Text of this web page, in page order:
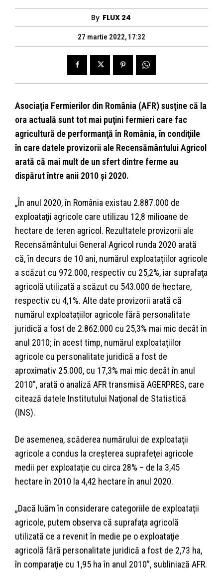
By FLUX 24
27 martie 2022, 17:32
Asociaţia Fermierilor din România (AFR) susţine că la
ora actuală sunt tot mai puţini fermieri care fac
agricultură de performanţă în România, în condiţiile
în care datele provizorii ale Recensământului Agricol
arată că mai mult de un sfert dintre ferme au
dispărut între anii 2010 şi 2020.
„În anul 2020, în România existau 2.887.000 de
exploataţii agricole care utilizau 12,8 milioane de
hectare de teren agricol. Rezultatele provizorii ale
Recensământului General Agricol runda 2020 arată
că, în decurs de 10 ani, numărul exploataţiilor agricole
a scăzut cu 972.000, respectiv cu 25,2%, iar suprafaţa
agricolă utilizată a scăzut cu 543.000 de hectare,
respectiv cu 4,1%. Alte date provizorii arată că
numărul exploataţiilor agricole fără personalitate
juridică a fost de 2.862.000 cu 25,3% mai mic decât în
anul 2010; în acest timp, numărul exploataţiilor
agricole cu personalitate juridică a fost de
aproximativ 25.000, cu 17,3% mai mic decât în anul
2010”, arată o analiză AFR transmisă AGERPRES, care
citează datele Institutului Naţional de Statistică
(INS).
De asemenea, scăderea numărului de exploataţii
agricole a condus la creşterea suprafeţei agricole
medii per exploataţie cu circa 28% – de la 3,45
hectare în 2010 la 4,42 hectare în anul 2020.
„Dacă luăm în considerare categoriile de exploataţii
agricole, putem observa că suprafaţa agricolă
utilizată ce a revenit în medie pe o exploataţie
agricolă fără personalitate juridică a fost de 2,73 ha,
în comparaţie cu 1,95 ha în anul 2010”, subliniază AFR.